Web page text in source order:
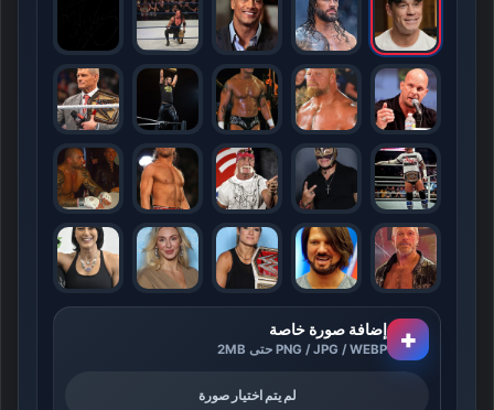
+ إضافة صورة خاصة
PNG / JPG / WEBP حتى 2MB
لم يتم اختيار صورة